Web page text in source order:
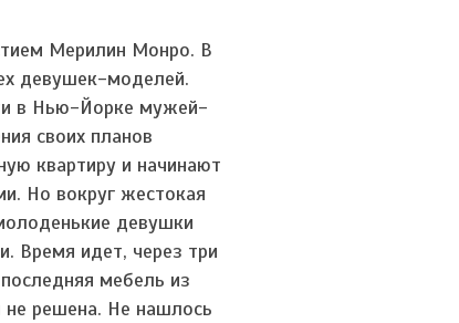
Мерилин Монро. В
девушек-моделей.
в Нью-Йорке мужей-
своих планов
квартиру и начинают
Но вокруг жестокая
девушки
Время идет, через три
мебель из
не решена. Не нашлось